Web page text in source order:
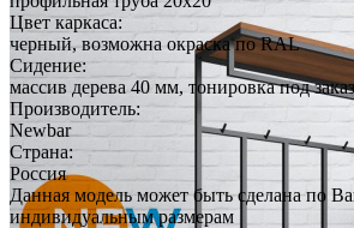
Цвет каркаса:
черный, возможна окраска по RAL
Сидение:
массив дерева 40 мм, тонировка под заказ
Производитель:
Newbar
Страна:
Россия
Данная модель может быть сделана по
индивидуальным размерам